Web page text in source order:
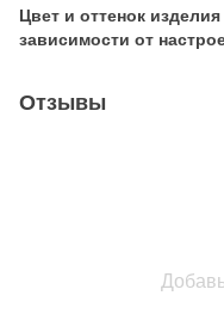
Цвет и оттенок
зависимости от
Отзывы